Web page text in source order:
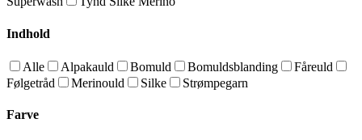
Indhold
Alle Alpakauld Bomuld Bomuldsblanding
Fåreuld
Følgetråd
Merinould Silke Strømpegarn
Farve